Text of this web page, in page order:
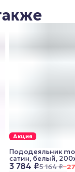
Акция
3 784 ₽5 164 ₽−
Пододеяльник
сатин, белый,